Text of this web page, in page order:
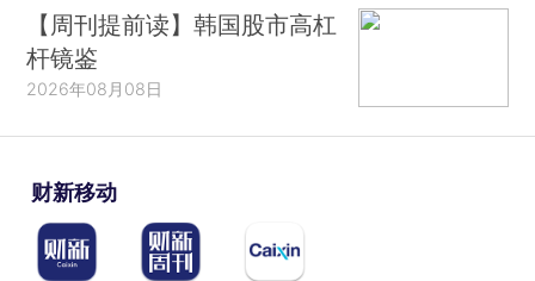
【周刊提前读】韩国股市高杠
杆镜鉴
2026年08月08日
财新移动